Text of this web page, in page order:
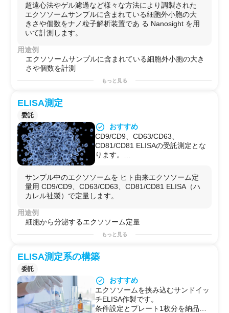
超遠心法やゲル濾過など様々な方法により調製された
エクソソームサンプルに含まれている細胞外小胞の大
きさや個数をナノ粒子解析装置であ る Nanosight を用
いて計測します。
用途例
エクソソームサンプルに含まれている細胞外小胞の大き
さや個数を計測
もっと見る
ELISA測定
委託
おすすめ
CD9/CD9、CD63/CD63、
CD81/CD81 ELISAの受託測定とな
ります。
です。
サンプル中のエクソソームを ヒト由来エクソソーム定
量用 CD9/CD9、CD63/CD63、CD81/CD81 ELISA（ハ
カレル社製）で定量します。
用途例
細胞から分泌するエクソソーム定量
もっと見る
ELISA測定系の構築
委託
おすすめ
エクソソームを挟み込むサンドイッ
チELISA作製です。
条件設定とプレート1枚分を納品い